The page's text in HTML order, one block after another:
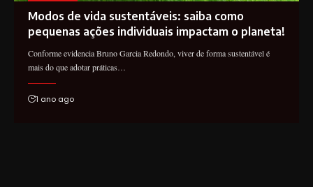
Modos de vida sustentáveis: saiba como
pequenas ações individuais impactam o planeta!
Conforme evidencia Bruno Garcia Redondo, viver de forma sustentável é
mais do que adotar práticas…
1 ano ago